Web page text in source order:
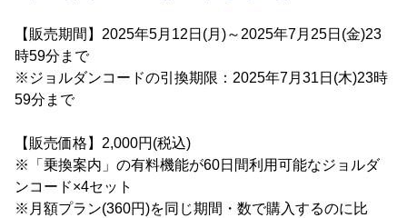
【販売期間】2025年5月12日(月)～2025年7月25日(金)23
時59分まで
※ジョルダンコードの引換期限：2025年7月31日(木)23時
59分まで
【販売価格】2,000円(税込)
※「乗換案内」の有料機能が60日間利用可能なジョルダ
ンコード×4セット
※月額プラン(360円)を同じ期間・数で購入するのに比